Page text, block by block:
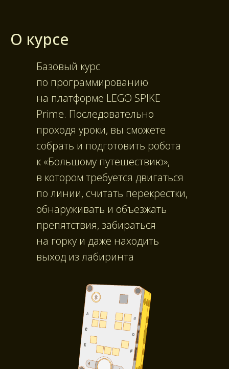
О курсе
Базовый курс
по программированию
на платформе LEGO SPIKE
Prime. Последовательно
проходя уроки, вы сможете
собрать и подготовить робота
к «Большому путешествию»,
в котором требуется двигаться
по линии, считать перекрестки,
обнаруживать и объезжать
препятствия, забираться
на горку и даже находить
выход из лабиринта